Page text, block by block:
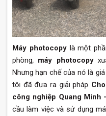
Máy photocopylà một
phòng, máy photocopy
Nhưng hạn chế của nó là
tôi đã đưa ra giải pháp
công nghiệp Quang Minh
cầu làm việc và sử dụng